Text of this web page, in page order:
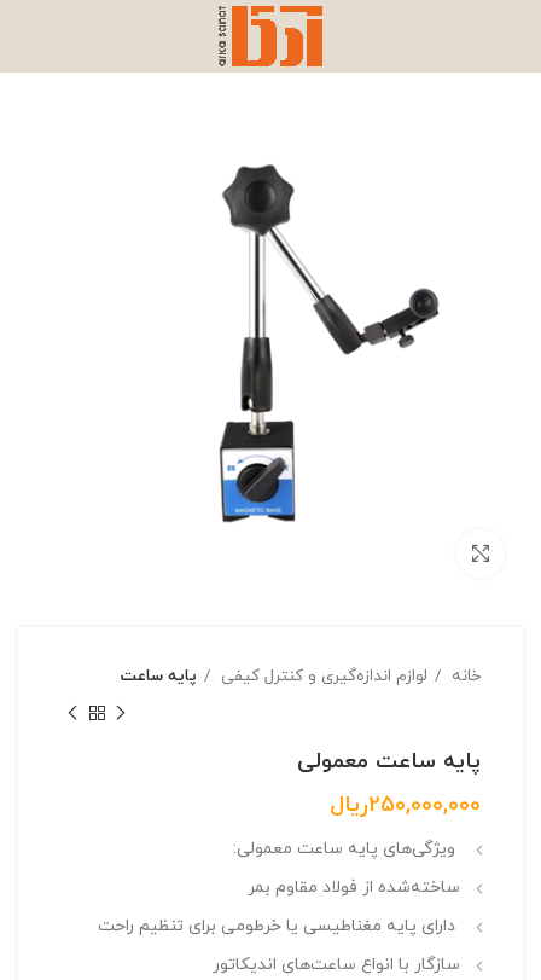
خانه لوازم اندازه‌گیری و کنترل کیفی پایه ساعت
پایه ساعت معمولی
250,000,000ریال
ویژگی‌های پایه ساعت معمولی:
ساخته‌شده از فولاد مقاوم بمر
دارای پایه مغناطیسی یا خرطومی برای تنظیم راحت
سازگار با انواع ساعت‌های اندیکاتور